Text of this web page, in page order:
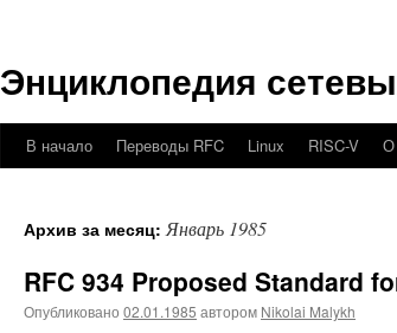
содержимому
Энциклопедия
В начало Переводы RFC Linux RISC-V О
Архив за месяц:Январь 1985
RFC 934 Proposed Standard
Опубликовано 02.01.1985 автором Nikolai Malykh